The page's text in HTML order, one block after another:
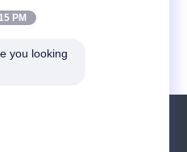
PM
you looking